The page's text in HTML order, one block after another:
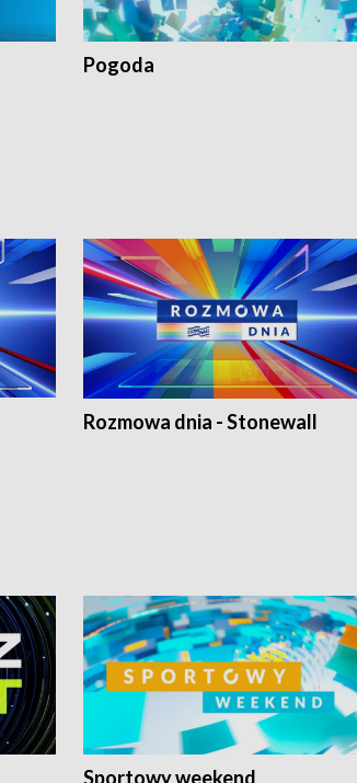
Pogoda
Rozmowa dnia - Stonewall
Sportowy weekend